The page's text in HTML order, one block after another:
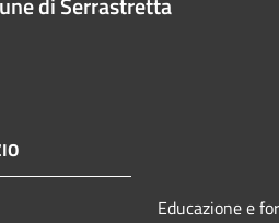
Educazione e